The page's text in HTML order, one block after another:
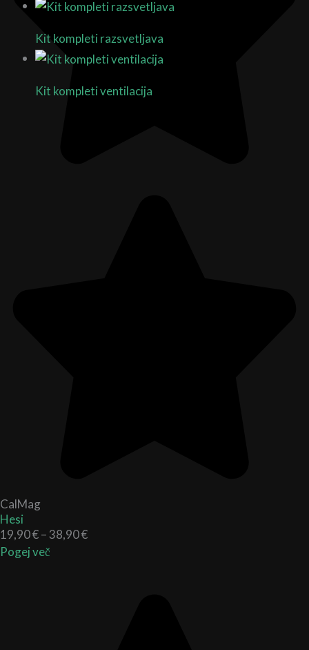
Kit kompleti razsvetljava
Kit kompleti ventilacija
CalMag
Hesi
19,90€–38,90€
Pogej več